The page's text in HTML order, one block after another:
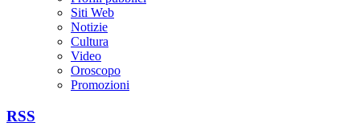
Siti Web
Notizie
Cultura
Video
Oroscopo
Promozioni
RSS